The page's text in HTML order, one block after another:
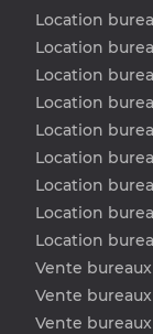
Location
Location
Location
Location
Location
Location
Location
Location
Location
Vente
Vente
Vente